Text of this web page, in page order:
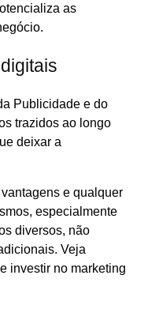
as
Publicidade e do
trazidos ao longo
deixar a
e qualquer
especialmente
diversos, não
Veja
investir no marketing